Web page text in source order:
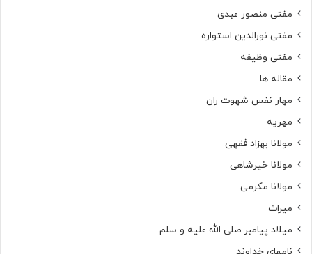
مفتی منصور عبدی
مفتی نورالدین استواره
مفتی وظیفه
مقاله ها
مهار نفس شهوت ران
مهریه
مولانا بهزاد فقهی
مولانا خیرشاهی
مولانا مکرمی
میراث
میلاد پیامبر صلی الله علیه و سلم